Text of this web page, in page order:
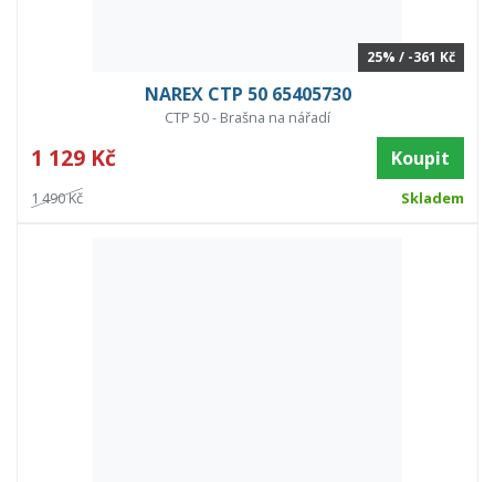
25% / -361 Kč
NAREX CTP 50 65405730
CTP 50 - Brašna na nářadí
1 129 Kč Koupit
1 490 Kč Skladem